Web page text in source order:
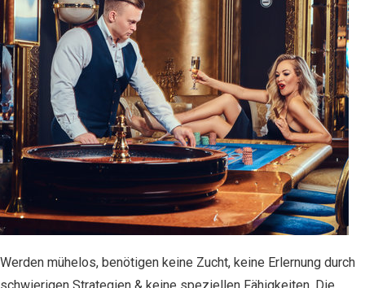
Werden mühelos, benötigen keine Zucht, keine Erlernung durch